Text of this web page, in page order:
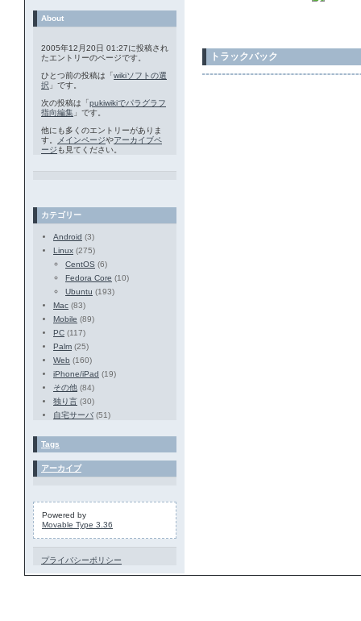
トラックバック
About
2005年12月20日 01:27に投稿され
たエントリーのページです。
ひとつ前の投稿は「wikiソフトの選
択 」です。
次の投稿は「pukiwikiでパラグラフ
指向編集 」です。
他にも多くのエントリーがありま
す。
メインページやアーカイブペ
ージ も見てください。
カテゴリー
Android (3)
Linux (275)
CentOS (6)
Fedora Core (10)
Ubuntu (193)
Mac (83)
Mobile (89)
PC (117)
Palm (25)
Web (160)
iPhone/iPad (19)
その他 (84)
独り言 (30)
自宅サーバ (51)
Tags
アーカイブ
Powered by
Movable Type 3.36
プライバシーポリシー